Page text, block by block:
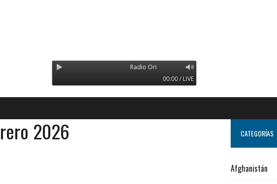
Radio Orinoco - Transmitiendo desde Suecia
00:00 / LIVE
2026 CATEGORÍAS
Afghanistán